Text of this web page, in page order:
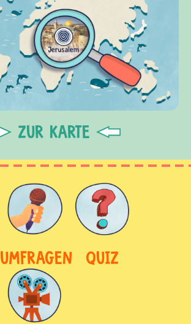
ZUR KARTE
UMFRAGEN QUIZ